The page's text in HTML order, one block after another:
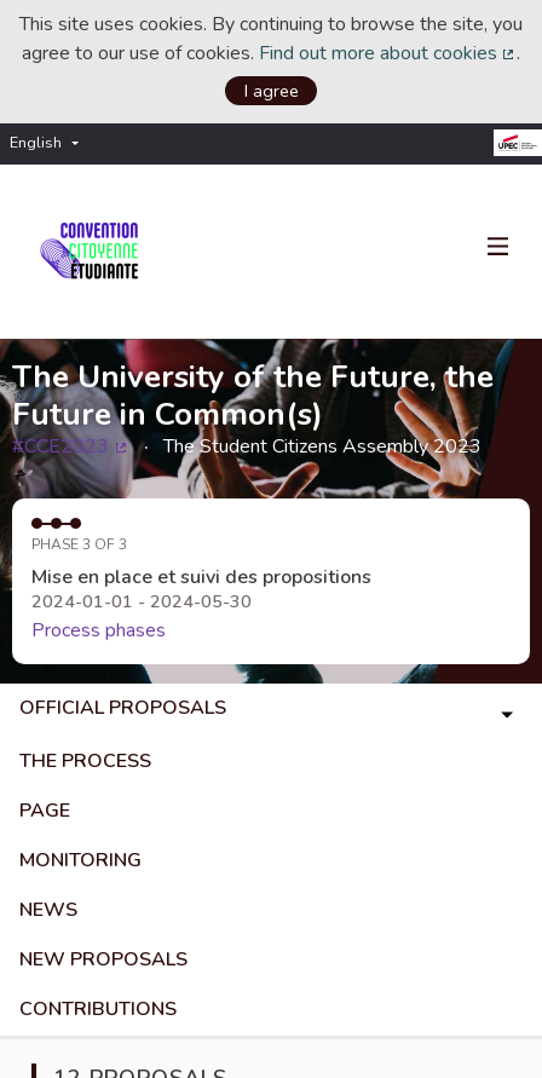
This site uses cookies. By continuing to browse the site, you
agree to our use of cookies. Find out more about cookies .
I agree
English Choisir la langue
The University of the Future, the
Future in Common(s)
#CCE2023
(External link)
The Student Citizens Assembly 2023
PHASE 3 OF 3
Mise en place et suivi des propositions
2024-01-01 - 2024-05-30
Process phases
OFFICIAL PROPOSALS
THE PROCESS
PAGE
MONITORING
NEWS
NEW PROPOSALS
CONTRIBUTIONS